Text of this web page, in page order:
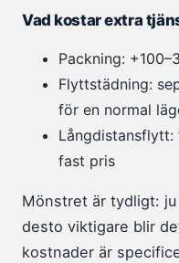
Vad kostar extra
Packning:
Flyttstädning:
för en normal
fast pris
Mönstret är tydligt:
desto viktigare blir
kostnader är